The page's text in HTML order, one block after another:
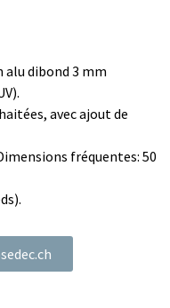
alu dibond 3 mm
avec ajout de
fréquentes: 50